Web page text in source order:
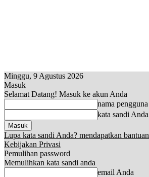
Minggu, 9 Agustus 2026
Masuk
Selamat Datang! Masuk ke akun Anda
nama pengguna
kata sandi Anda
Lupa kata sandi Anda? mendapatkan bantuan
Kebijakan Privasi
Pemulihan password
Memulihkan kata sandi anda
email Anda